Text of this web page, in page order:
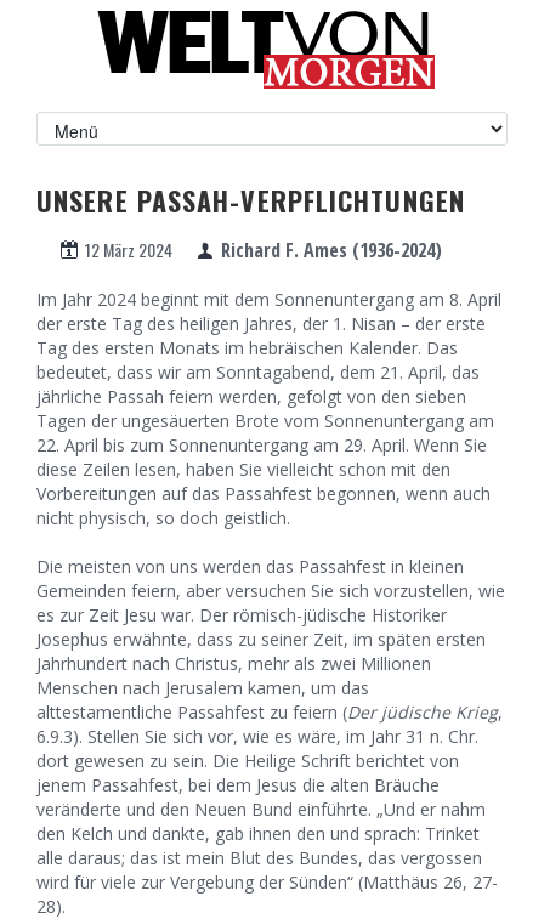
UNSERE PASSAH-VERPFLICHTUNGEN
12 März 2024 Richard F. Ames (1936-2024)
Im Jahr 2024 beginnt mit dem Sonnenuntergang am 8. April
der erste Tag des heiligen Jahres, der 1. Nisan – der erste
Tag des ersten Monats im hebräischen Kalender. Das
bedeutet, dass wir am Sonntagabend, dem 21. April, das
jährliche Passah feiern werden, gefolgt von den sieben
Tagen der ungesäuerten Brote vom Sonnenuntergang am
22. April bis zum Sonnenuntergang am 29. April. Wenn Sie
diese Zeilen lesen, haben Sie vielleicht schon mit den
Vorbereitungen auf das Passahfest begonnen, wenn auch
nicht physisch, so doch geistlich.
Die meisten von uns werden das Passahfest in kleinen
Gemeinden feiern, aber versuchen Sie sich vorzustellen, wie
es zur Zeit Jesu war. Der römisch-jüdische Historiker
Josephus erwähnte, dass zu seiner Zeit, im späten ersten
Jahrhundert nach Christus, mehr als zwei Millionen
Menschen nach Jerusalem kamen, um das
alttestamentliche Passahfest zu feiern (Der jüdische Krieg,
6.9.3). Stellen Sie sich vor, wie es wäre, im Jahr 31 n. Chr.
dort gewesen zu sein. Die Heilige Schrift berichtet von
jenem Passahfest, bei dem Jesus die alten Bräuche
veränderte und den Neuen Bund einführte. „Und er nahm
den Kelch und dankte, gab ihnen den und sprach: Trinket
alle daraus; das ist mein Blut des Bundes, das vergossen
wird für viele zur Vergebung der Sünden“ (Matthäus 26, 27-
28).